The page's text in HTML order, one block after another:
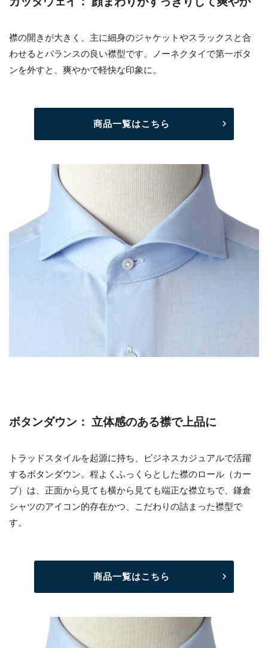
襟の開きが大きく、主に細身のジャケットやスラックスと合
わせるとバランスの良い襟型です。ノーネクタイで第一ボタ
ンを外すと、爽やかで軽快な印象に。
商品一覧はこちら
ボタンダウン： 立体感のある襟で上品に
トラッドスタイルを起源に持ち、ビジネスカジュアルで活躍
するボタンダウン。程よくふっくらとした襟のロール（カー
ブ）は、正面から見ても横から見ても端正な襟立ちで、鎌倉
シャツのアイコン的存在かつ、こだわりの詰まった襟型で
す。
商品一覧はこちら